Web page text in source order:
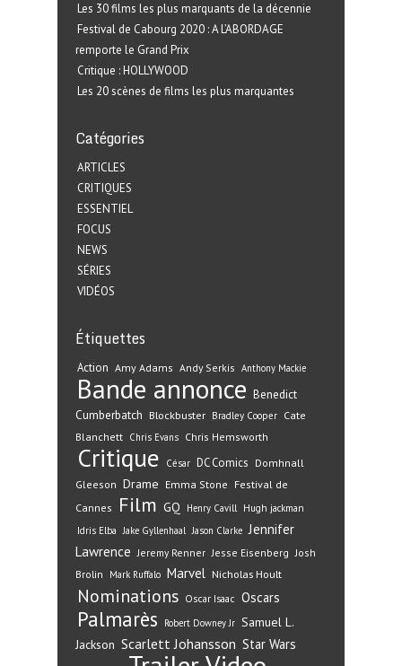
Les 30 films les plus marquants de la décennie
Festival de Cabourg 2020 : A L’ABORDAGE
remporte le Grand Prix
Critique : HOLLYWOOD
Les 20 scènes de films les plus marquantes
Catégories
ARTICLES
CRITIQUES
ESSENTIEL
FOCUS
NEWS
SÉRIES
VIDÉOS
Étiquettes
Action Amy Adams Andy Serkis Anthony Mackie
Bande annonce Benedict
Cumberbatch Blockbuster Bradley Cooper Cate
Blanchett Chris Evans Chris Hemsworth
Critique César DC Comics Domhnall
Gleeson Drame Emma Stone Festival de
Cannes
Film GQ Henry Cavill Hugh jackman
Idris Elba Jake Gyllenhaal Jason Clarke Jennifer
Lawrence Jeremy Renner Jesse Eisenberg Josh
Brolin
Mark Ruffalo Marvel Nicholas Hoult
Nominations Oscar Isaac Oscars
Palmarès Robert Downey Jr Samuel L.
Jackson Scarlett Johansson Star Wars